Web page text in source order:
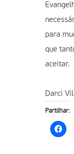
para
que
aceitar.
Darci
Partilhar: